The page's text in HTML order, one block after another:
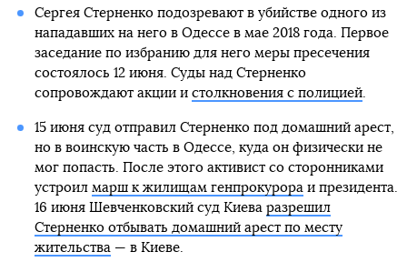
Сергея Стерненко подозревают в убийстве одного из
нападавших на него в Одессе в мае 2018 года. Первое
заседание по избранию для него меры пресечения
состоялось 12 июня. Суды над Стерненко
сопровождают акции и столкновения с полицией.
15 июня суд отправил Стерненко под домашний арест,
но в воинскую часть в Одессе, куда он физически не
мог попасть. После этого активист со сторонниками
устроил марш к жилищам генпрокурораи президента.
16 июня Шевченковский суд Киева разрешил
Стерненко отбывать домашний арест по месту
жительства— в Киеве.